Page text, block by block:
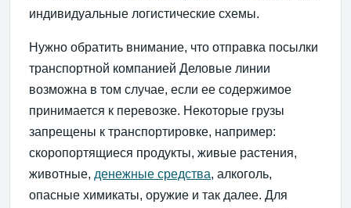
индивидуальные логистические схемы.
Нужно обратить внимание, что отправка посылки
транспортной компанией Деловые линии
возможна в том случае, если ее содержимое
принимается к перевозке. Некоторые грузы
запрещены к транспортировке, например:
скоропортящиеся продукты, живые растения,
животные, денежные средства, алкоголь,
опасные химикаты, оружие и так далее. Для